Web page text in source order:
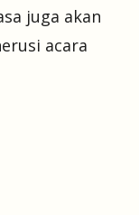
juga akan
acara